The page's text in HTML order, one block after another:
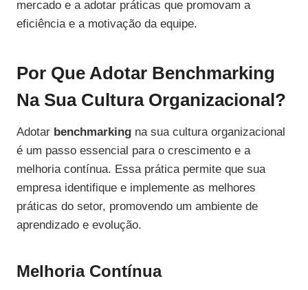
mercado e a adotar práticas que promovam a
eficiência e a motivação da equipe.
Por Que Adotar Benchmarking
Na Sua Cultura Organizacional?
Adotar benchmarking na sua cultura organizacional
é um passo essencial para o crescimento e a
melhoria contínua. Essa prática permite que sua
empresa identifique e implemente as melhores
práticas do setor, promovendo um ambiente de
aprendizado e evolução.
Melhoria Contínua